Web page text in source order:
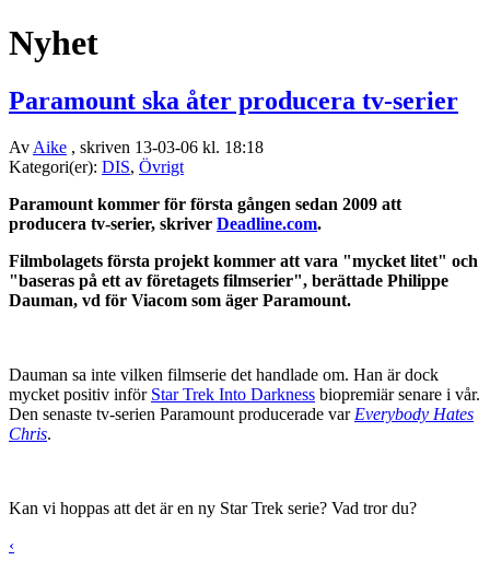
Nyhet
Paramount ska åter producera tv-serier
Av Aike , skriven 13-03-06 kl. 18:18
Kategori(er): DIS, Övrigt
Paramount kommer för första gången sedan 2009 att
producera tv-serier, skriver Deadline.com.
Filmbolagets första projekt kommer att vara "mycket litet" och
"baseras på ett av företagets filmserier", berättade Philippe
Dauman, vd för Viacom som äger Paramount.
Dauman sa inte vilken filmserie det handlade om. Han är dock
mycket positiv inför Star Trek Into Darkness biopremiär senare i vår.
Den senaste tv-serien Paramount producerade var Everybody Hates
Chris.
Kan vi hoppas att det är en ny Star Trek serie? Vad tror du?
‹